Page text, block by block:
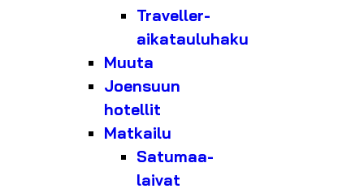
Traveller-
aikatauluhaku
Muuta
Joensuun
hotellit
Matkailu
Satumaa-
laivat